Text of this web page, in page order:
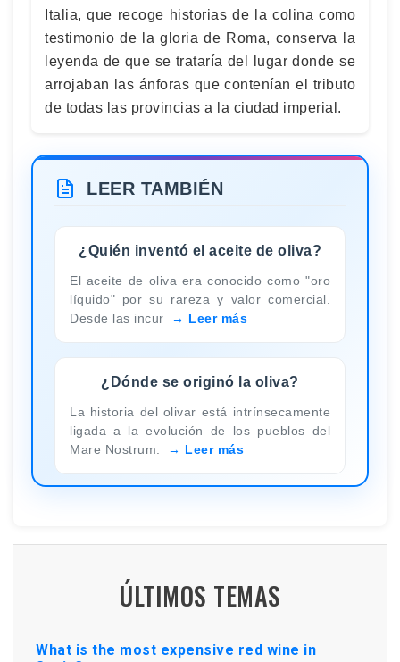
Italia, que recoge historias de la colina como
testimonio de la gloria de Roma, conserva la
leyenda de que se trataría del lugar donde se
arrojaban las ánforas que contenían el tributo
de todas las provincias a la ciudad imperial.
LEER TAMBIÉN
¿Quién inventó el aceite de oliva?
El aceite de oliva era conocido como "oro
líquido" por su rareza y valor comercial.
Desde las incur
Leer más
¿Dónde se originó la oliva?
La historia del olivar está intrínsecamente
ligada a la evolución de los pueblos del
Mare Nostrum.
Leer más
ÚLTIMOS TEMAS
What is the most expensive red wine in